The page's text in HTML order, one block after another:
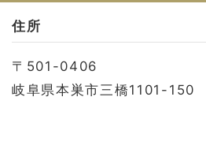
住所
〒501-0406
岐阜県本巣市三橋1101-150